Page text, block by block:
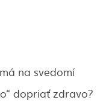
na svedomí
dopriať zdravo?